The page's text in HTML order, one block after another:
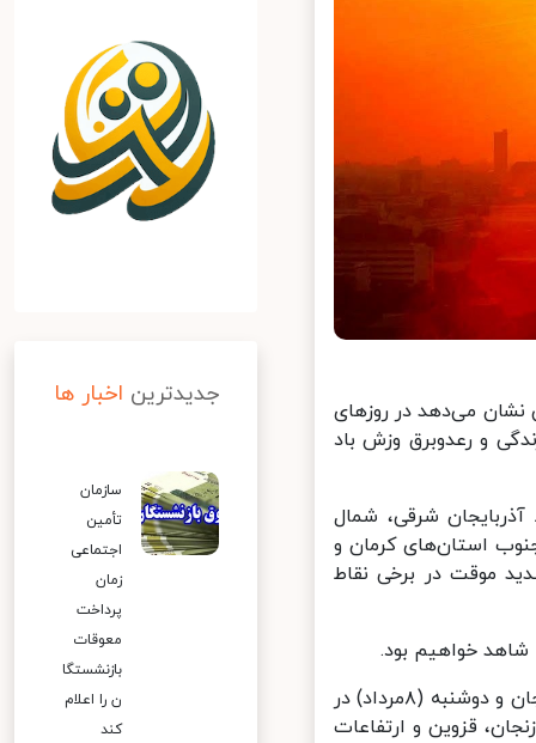
می‌دهد در روزهای
بارندگی و رعدوبرق وزش باد
شرقی، شمال
استان‌های کرمان و
موقت در برخی نقاط
روز یکشنبه (۷مرداد) در اردبیل، گیلان، مازندران، شمال آذربایجان غربی و زنجان و دوشنبه (۸مرداد) در
قزوین و ارتفاعات
جدیدترین اخبار ها
سازمان
تأمین
اجتماعی
زمان
پرداخت
معوقات
بازنشستگا
ن را اعلام
کند